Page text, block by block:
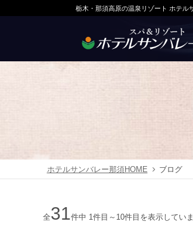
栃木・那須高原の温泉リゾート ホテル
ホテルサンバレー那須HOME ブログ
全31件中 1件目～10件目を表示していま